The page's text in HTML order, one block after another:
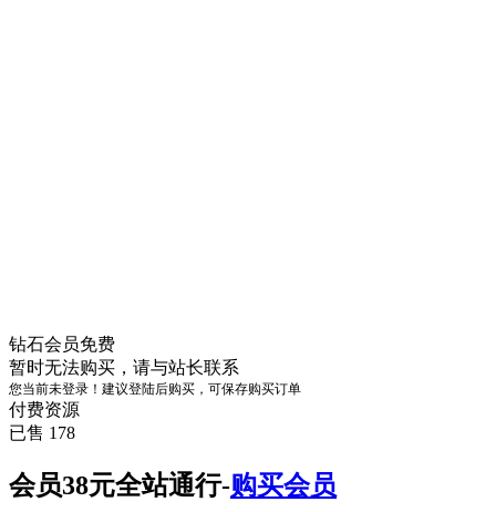
钻石会员免费
暂时无法购买，请与站长联系
您当前未登录！建议登陆后购买，可保存购买订单
付费资源
已售 178
会员38元全站通行-购买会员